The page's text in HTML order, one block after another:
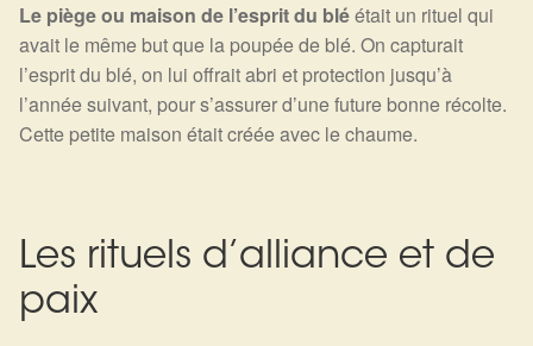
Le piège ou maison de l’esprit du bléétait un rituel qui
avait le même but que la poupée de blé. On capturait
l’esprit du blé, on lui offrait abri et protection jusqu’à
l’année suivant, pour s’assurer d’une future bonne récolte.
Cette petite maison était créée avec le chaume.
Les rituels d’alliance et de
paix